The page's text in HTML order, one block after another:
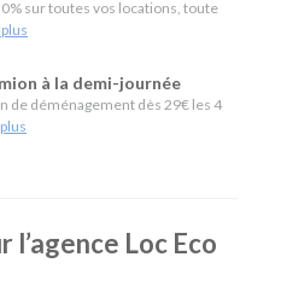
capacités pour les
ou le transport de
les camions
les véhicules de chantier ou
pour répondre aux besoins
propose une location de
sur toutes vos locations, toute
à la demi-journée
de déménagement dès 29€ les 4
l’agence Loc Eco